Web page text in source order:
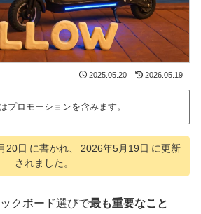
2025.05.20 2026.05.19
プロモーションを含みます。
20日 に書かれ、 2026年5月19日 に更新
されました。
クボード選びで最も重要なこと